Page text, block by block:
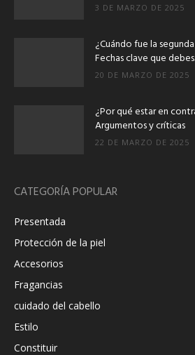
3 DE MARZO DE 2025
¿Cuándo fue la
Fechas clave que
20 DE MARZO DE 2025
¿Por qué estar en
Argumentos y críticas
22 DE MARZO DE 2025
CATEGORÍA POPULAR
Presentada
Protección de la piel
Accesorios
Fragancias
cuidado del cabello
Estilo
Constituir